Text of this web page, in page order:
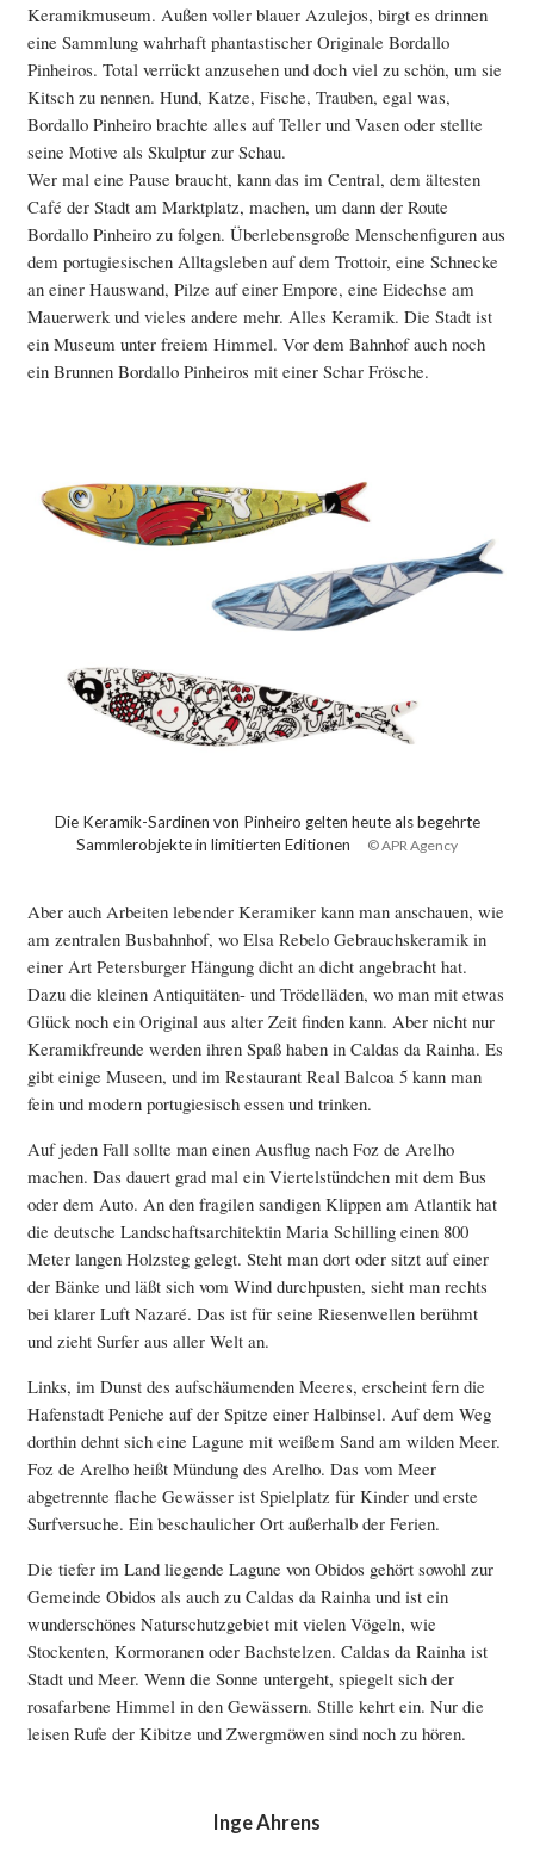
Keramikmuseum. Außen voller blauer Azulejos, birgt es drinnen
eine Sammlung wahrhaft phantastischer Originale Bordallo
Pinheiros. Total verrückt anzusehen und doch viel zu schön, um sie
Kitsch zu nennen. Hund, Katze, Fische, Trauben, egal was,
Bordallo Pinheiro brachte alles auf Teller und Vasen oder stellte
seine Motive als Skulptur zur Schau.
Wer mal eine Pause braucht, kann das im Central, dem ältesten
Café der Stadt am Marktplatz, machen, um dann der Route
Bordallo Pinheiro zu folgen. Überlebensgroße Menschenfiguren aus
dem portugiesischen Alltagsleben auf dem Trottoir, eine Schnecke
an einer Hauswand, Pilze auf einer Empore, eine Eidechse am
Mauerwerk und vieles andere mehr. Alles Keramik. Die Stadt ist
ein Museum unter freiem Himmel. Vor dem Bahnhof auch noch
ein Brunnen Bordallo Pinheiros mit einer Schar Frösche.
Die Keramik-Sardinen von Pinheiro gelten heute als begehrte
Sammlerobjekte in limitierten Editionen
© APR Agency
Aber auch Arbeiten lebender Keramiker kann man anschauen, wie
am zentralen Busbahnhof, wo Elsa Rebelo Gebrauchskeramik in
einer Art Petersburger Hängung dicht an dicht angebracht hat.
Dazu die kleinen Antiquitäten- und Trödelläden, wo man mit etwas
Glück noch ein Original aus alter Zeit finden kann. Aber nicht nur
Keramikfreunde werden ihren Spaß haben in Caldas da Rainha. Es
gibt einige Museen, und im Restaurant Real Balcoa 5 kann man
fein und modern portugiesisch essen und trinken.
Auf jeden Fall sollte man einen Ausflug nach Foz de Arelho
machen. Das dauert grad mal ein Viertelstündchen mit dem Bus
oder dem Auto. An den fragilen sandigen Klippen am Atlantik hat
die deutsche Landschaftsarchitektin Maria Schilling einen 800
Meter langen Holzsteg gelegt. Steht man dort oder sitzt auf einer
der Bänke und läßt sich vom Wind durchpusten, sieht man rechts
bei klarer Luft Nazaré. Das ist für seine Riesenwellen berühmt
und zieht Surfer aus aller Welt an.
Links, im Dunst des aufschäumenden Meeres, erscheint fern die
Hafenstadt Peniche auf der Spitze einer Halbinsel. Auf dem Weg
dorthin dehnt sich eine Lagune mit weißem Sand am wilden Meer.
Foz de Arelho heißt Mündung des Arelho. Das vom Meer
abgetrennte flache Gewässer ist Spielplatz für Kinder und erste
Surfversuche. Ein beschaulicher Ort außerhalb der Ferien.
Die tiefer im Land liegende Lagune von Obidos gehört sowohl zur
Gemeinde Obidos als auch zu Caldas da Rainha und ist ein
wunderschönes Naturschutzgebiet mit vielen Vögeln, wie
Stockenten, Kormoranen oder Bachstelzen. Caldas da Rainha ist
Stadt und Meer. Wenn die Sonne untergeht, spiegelt sich der
rosafarbene Himmel in den Gewässern. Stille kehrt ein. Nur die
leisen Rufe der Kibitze und Zwergmöwen sind noch zu hören.
Inge Ahrens